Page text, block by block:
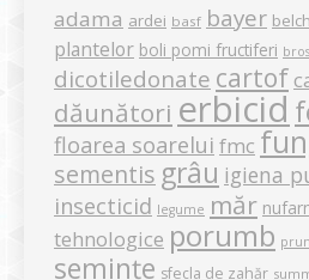
adama ardei basf bayer
plantelor boli pomi fructiferi bros
dicotiledonate cartof
dăunători erbicid
floarea soarelui fmc
sementis grâu igiena
insecticid legume măr
tehnologice porumb prun
semințe sfecla de zahăr